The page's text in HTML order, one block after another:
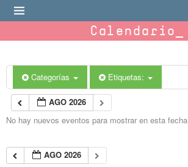
Calendario
Categorías Etiquetas:
AGO 2026
No hay nuevos eventos para mostrar en esta
AGO 2026